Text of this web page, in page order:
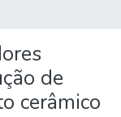
de
cerâmico